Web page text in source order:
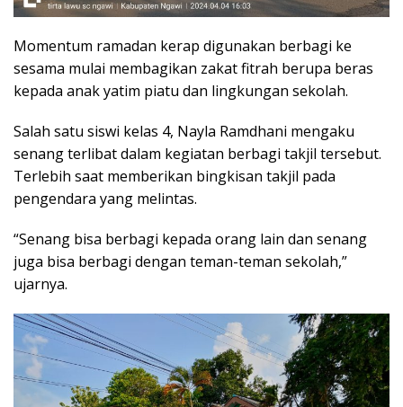
Momentum ramadan kerap digunakan berbagi ke
sesama mulai membagikan zakat fitrah berupa beras
kepada anak yatim piatu dan lingkungan sekolah.
Salah satu siswi kelas 4, Nayla Ramdhani mengaku
senang terlibat dalam kegiatan berbagi takjil tersebut.
Terlebih saat memberikan bingkisan takjil pada
pengendara yang melintas.
“Senang bisa berbagi kepada orang lain dan senang
juga bisa berbagi dengan teman-teman sekolah,”
ujarnya.